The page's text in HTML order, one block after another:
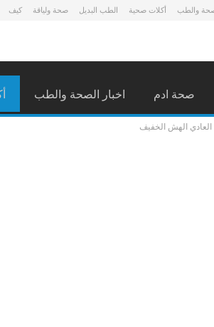
والطب أكلات صحية الطب البديل صحة ولياقة كيف
صحة ادم اخبار الصحة والطب
الهش الخفيف